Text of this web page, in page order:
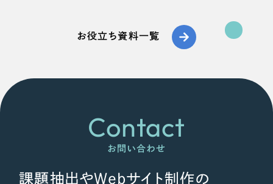
お役立ち資料一覧
Contact
お問い合わせ
課題抽出やWebサイト制作の